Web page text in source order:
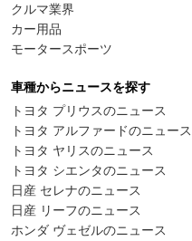
クルマ業界
カー用品
モータースポーツ
車種からニュースを探す
トヨタ プリウスのニュース
トヨタ アルファードのニュース
トヨタ ヤリスのニュース
トヨタ シエンタのニュース
日産 セレナのニュース
日産 リーフのニュース
ホンダ ヴェゼルのニュース